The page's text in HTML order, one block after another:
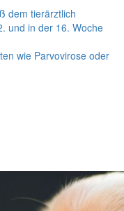
dem tierärztlich
und in der 16. Woche
wie Parvovirose oder